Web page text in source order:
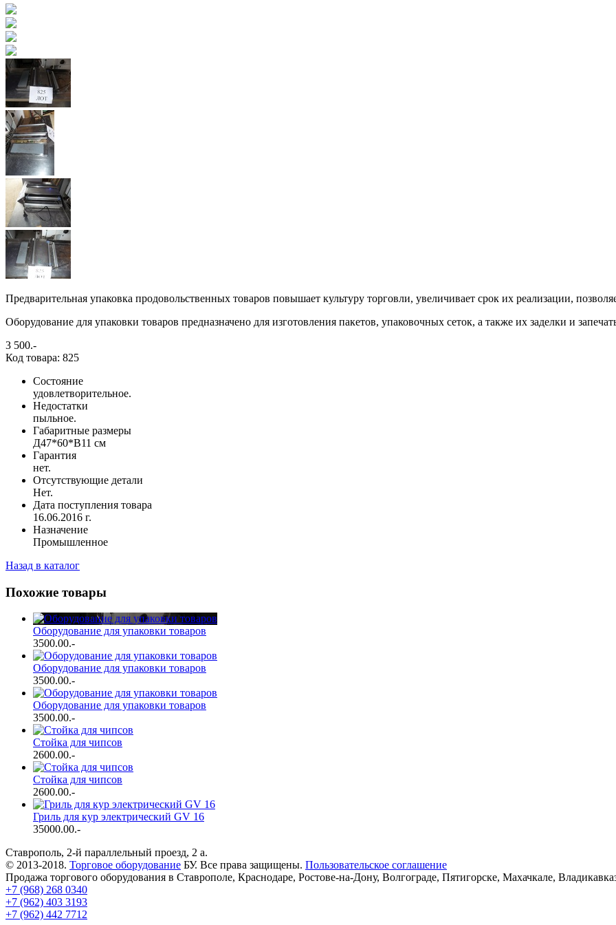
Предварительная упаковка продовольственных товаров повышает культуру торговли, увеличивает срок их реализации,
Оборудование для упаковки товаров предназначено для изготовления пакетов, упаковочных сеток, а также их заделки и
3 500.-
Код товара: 825
Состояние
удовлетворительное.
Недостатки
пыльное.
Габаритные размеры
Д47*60*В11 см
Гарантия
нет.
Отсутствующие детали
Нет.
Дата поступления товара
16.06.2016 г.
Назначение
Промышленное
Назад в каталог
Похожие товары
Оборудование для упаковки товаров
3500.00.-
Оборудование для упаковки товаров
3500.00.-
Оборудование для упаковки товаров
3500.00.-
Стойка для чипсов
2600.00.-
Стойка для чипсов
2600.00.-
Гриль для кур электрический GV 16
35000.00.-
Ставрополь, 2-й параллельный проезд, 2 a.
© 2013-2018. Торговое оборудование БУ. Все права защищены. Пользовательское соглашение
Продажа торгового оборудования в Ставрополе, Краснодаре, Ростове-на-Дону, Волгограде, Пятигорске, Махачкале,
+7 (968) 268 0340
+7 (962) 403 3193
+7 (962) 442 7712